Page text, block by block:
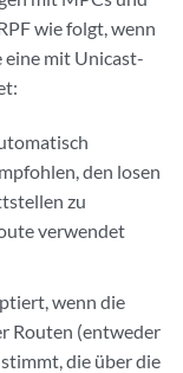
wie folgt, wenn
eine mit Unicast-
den losen
zu
verwendet
wenn die
Routen (entweder
die über die